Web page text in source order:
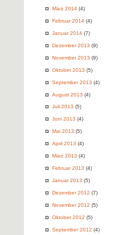
März 2014 (4)
Februar 2014 (4)
Januar 2014 (7)
Dezember 2013 (9)
November 2013 (9)
Oktober 2013 (5)
September 2013 (4)
August 2013 (4)
Juli 2013 (5)
Juni 2013 (4)
Mai 2013 (5)
April 2013 (4)
März 2013 (4)
Februar 2013 (4)
Januar 2013 (5)
Dezember 2012 (7)
November 2012 (5)
Oktober 2012 (5)
September 2012 (4)